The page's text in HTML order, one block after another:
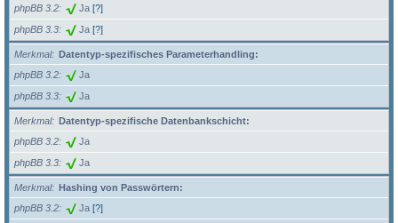
phpBB 3.2
Ja [?]
phpBB 3.3 Ja [?]
Merkmal
Datentyp-spezifisches Parameterhandling:
phpBB 3.2
Ja
phpBB 3.3 Ja
Merkmal
Datentyp-spezifische Datenbankschicht:
phpBB 3.2
Ja
phpBB 3.3 Ja
Merkmal
Hashing von Passwörtern:
phpBB 3.2
Ja [?]